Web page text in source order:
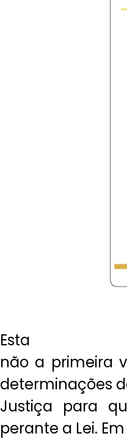
Esta
não a primeira
determinações
Justiça para
perante a Lei.